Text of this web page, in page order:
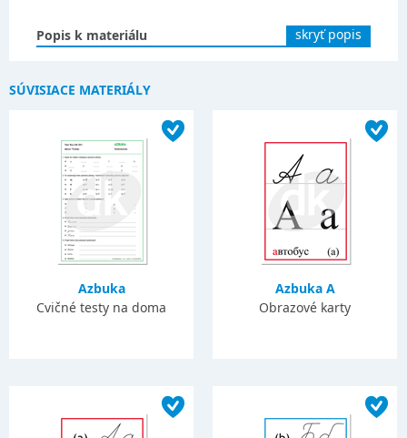
Popis k materiálu skryť popis
SÚVISIACE MATERIÁLY
Azbuka
Cvičné testy na doma
Azbuka A
Obrazové karty